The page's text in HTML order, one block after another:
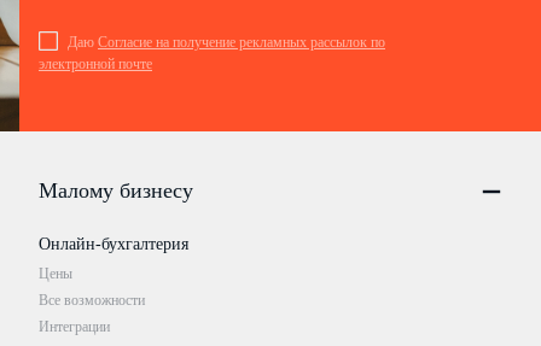
Даю Согласие на получение рекламных рассылок по
электронной почте
Малому бизнесу
Онлайн-бухгалтерия
Цены
Все возможности
Интеграции